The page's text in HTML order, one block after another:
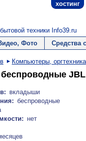
хостинг
техники Info39.ru
Фото Средства
Компьютеры, оргтехника
вкладыши
беспроводные
нет